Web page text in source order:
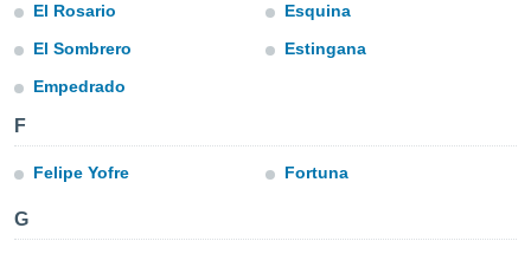
aceptar
de
El Rosario
El Sombrero
Empedrado
Esquina
Estingana
F
Felipe Yofre Fortuna
G